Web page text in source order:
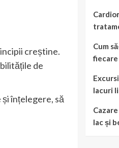
creștine.
de
înțelegere, să
Cum
fiecare
lacuri
lac și